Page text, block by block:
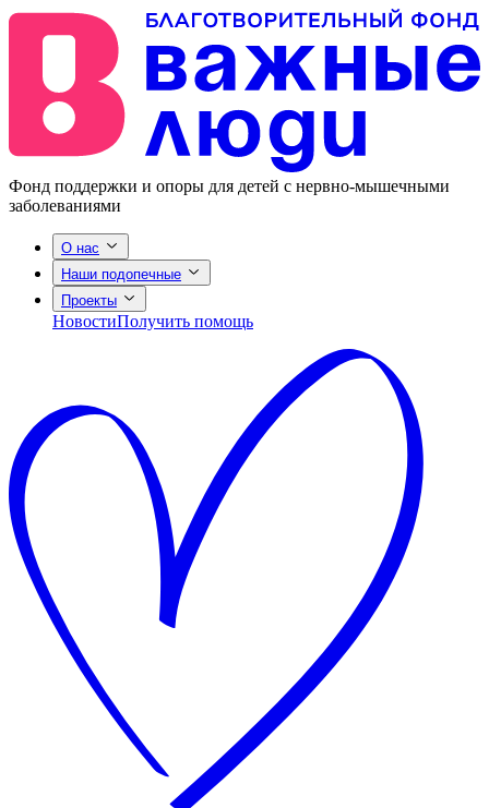
Фонд поддержки и опоры для детей с нервно-мышечными
заболеваниями
О нас
Наши подопечные
Проекты
НовостиПолучить помощь